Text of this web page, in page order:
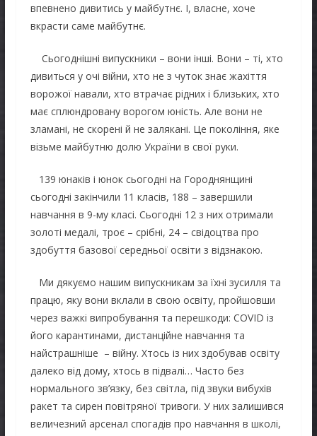
впевнено дивитись у майбутнє. І, власне, хоче
вкрасти саме майбутнє.
Сьогоднішні випускники – вони інші. Вони – ті, хто
дивиться у очі війни, хто не з чуток знає жахіття
ворожої навали, хто втрачає рідних і близьких, хто
має сплюндровану ворогом юність. Але вони не
зламані, не скорені й не залякані. Це покоління, яке
візьме майбутню долю України в свої руки.
139 юнаків і юнок сьогодні на Городнянщині
сьогодні закінчили 11 класів, 188 – завершили
навчання в 9-му класі. Сьогодні 12 з них отримали
золоті медалі, троє – срібні, 24 – свідоцтва про
здобуття базової середньої освіти з відзнакою.
Ми дякуємо нашим випускникам за їхні зусилля та
працю, яку вони вклали в свою освіту, пройшовши
через важкі випробування та перешкоди: COVID із
його карантинами, дистанційне навчання та
найстрашніше – війну. Хтось із них здобував освіту
далеко від дому, хтось в підвалі… Часто без
нормального зв’язку, без світла, під звуки вибухів
ракет та сирен повітряної тривоги. У них залишився
величезний арсенал спогадів про навчання в школі,